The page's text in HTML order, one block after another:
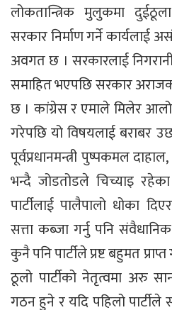
लोकतान्त्रिक मुलुकमा
सरकार निर्माण गर्ने कार्यलाई
अवगत छ । सरकारलाई निगरानी
समाहित भएपछि सरकार
छ । कांग्रेस र एमाले मिलेर
गरेपछि यो विषयलाई बराबर
पूर्वप्रधानमन्त्री पुष्पकमल
भन्दै जोडतोडले चिच्याइ
पार्टीलाई पालैपालो धोका
सत्ता कब्जा गर्नु पनि
कुनै पनि पार्टीले प्रष्ट बहुमत
ठूलो पार्टीको नेतृत्वमा अरु
गठन हुने र यदि पहिलो पार्टीले